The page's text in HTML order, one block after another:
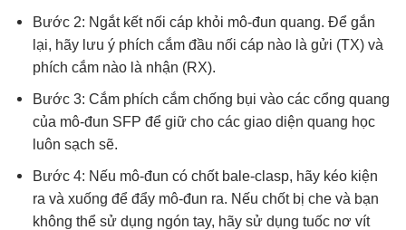
Bước 2: Ngắt kết nối cáp khỏi mô-đun quang. Để gắn
lại, hãy lưu ý phích cắm đầu nối cáp nào là gửi (TX) và
phích cắm nào là nhận (RX).
Bước 3: Cắm phích cắm chống bụi vào các cổng quang
của mô-đun SFP để giữ cho các giao diện quang học
luôn sạch sẽ.
Bước 4: Nếu mô-đun có chốt bale-clasp, hãy kéo kiện
ra và xuống để đẩy mô-đun ra. Nếu chốt bị che và bạn
không thể sử dụng ngón tay, hãy sử dụng tuốc nơ vít